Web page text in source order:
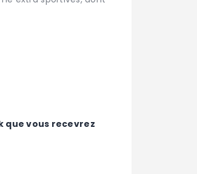
que vous recevrez